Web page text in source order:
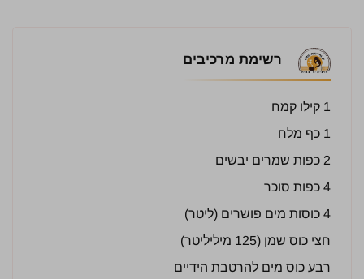
רשימת מרכיבים
1 קילו קמח
1 כף מלח
2 כפות שמרים יבשים
4 כפות סוכר
4 כוסות מים פושרים (ליטר)
חצי כוס שמן (125 מיליליטר)
רבע כוס מים להרטבת הידיים